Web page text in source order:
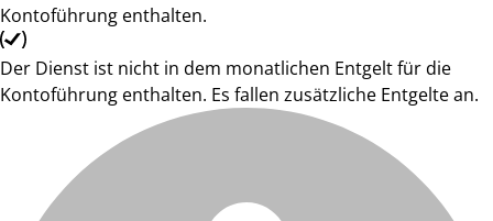
Kontoführung enthalten.
Der Dienst ist nicht in dem monatlichen Entgelt für die
Kontoführung enthalten. Es fallen zusätzliche Entgelte an.